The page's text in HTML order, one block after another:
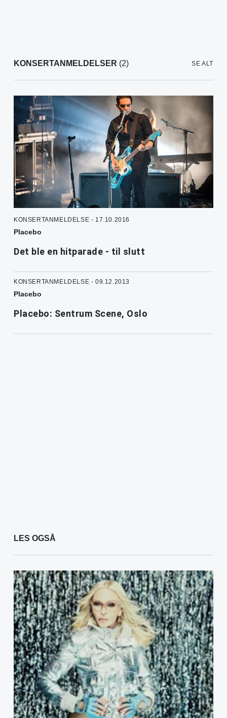
KONSERTANMELDELSER (2) SE ALT
KONSERTANMELDELSE - 17.10.2016
Placebo
Det ble en hitparade - til slutt
KONSERTANMELDELSE - 09.12.2013
Placebo
Placebo: Sentrum Scene, Oslo
LES OGSÅ